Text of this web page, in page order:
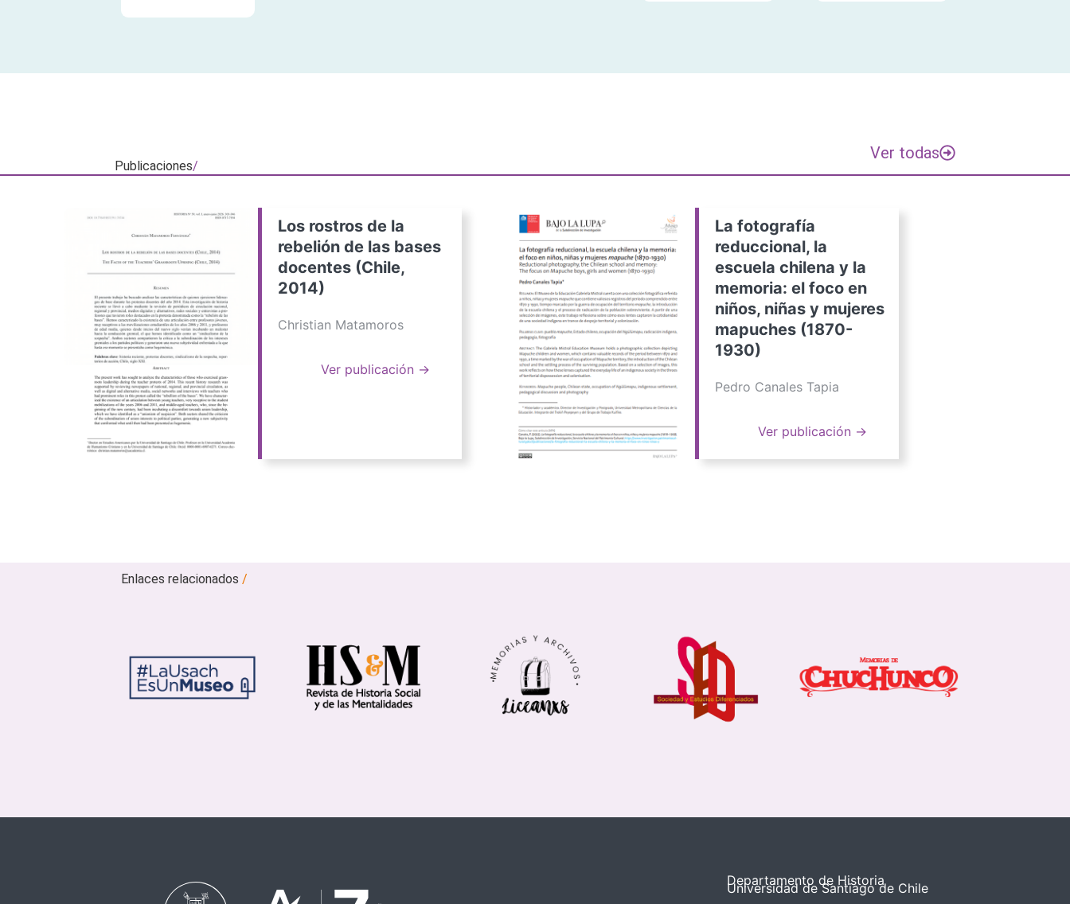
Publicaciones/
Ver todas
Los rostros de la
rebelión de las bases
docentes (Chile,
2014)
Christian Matamoros
Ver publicación →
La fotografía
reduccional, la
escuela chilena y la
memoria: el foco en
niños, niñas y mujeres
mapuches (1870-
1930)
Pedro Canales Tapia
Ver publicación →
Enlaces relacionados/
Departamento de Historia
Universidad de Santiago de Chile